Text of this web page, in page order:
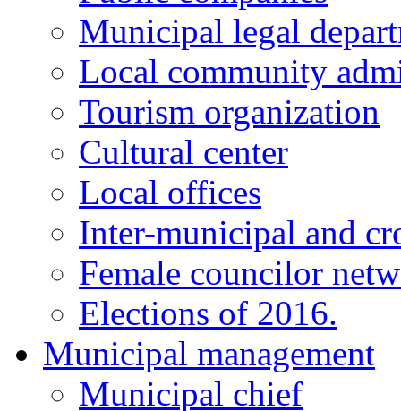
Municipal legal
Local community
Tourism organization
Cultural center
Local offices
Inter-municipal and
Female councilor
Elections of 2016.
Municipal management
Municipal chief